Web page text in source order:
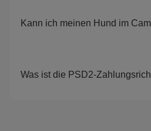
Kann ich meinen Hund im
Was ist die PSD2-